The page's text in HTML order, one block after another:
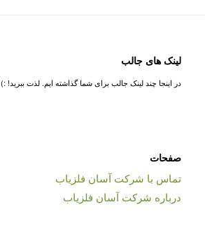
لینک های جالب
در اینجا چند لینک جالب برای شما گذاشته ایم. لذت ببرید! :)
صفحات
تماس با شرکت آسان فلزیاب
درباره شرکت آسان فلزیاب